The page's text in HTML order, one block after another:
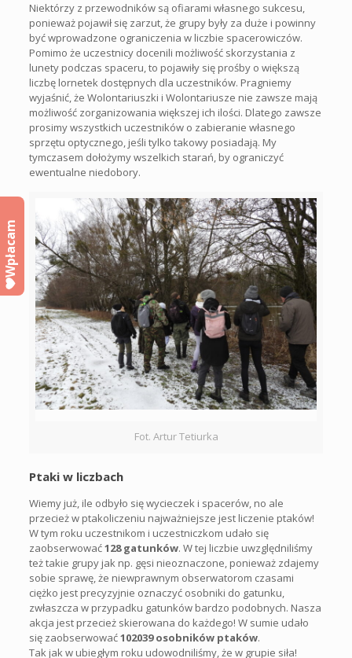
Niektórzy z przewodników są ofiarami własnego sukcesu,
ponieważ pojawił się zarzut, że grupy były za duże i powinny
być wprowadzone ograniczenia w liczbie spacerowiczów.
Pomimo że uczestnicy docenili możliwość skorzystania z
lunety podczas spaceru, to pojawiły się prośby o większą
liczbę lornetek dostępnych dla uczestników. Pragniemy
wyjaśnić, że Wolontariuszki i Wolontariusze nie zawsze mają
możliwość zorganizowania większej ich ilości. Dlatego zawsze
prosimy wszystkich uczestników o zabieranie własnego
sprzętu optycznego, jeśli tylko takowy posiadają. My
tymczasem dołożymy wszelkich starań, by ograniczyć
ewentualne niedobory.
Fot. Artur Tetiurka
Ptaki w liczbach
Wiemy już, ile odbyło się wycieczek i spacerów, no ale
przecież w ptakoliczeniu najważniejsze jest liczenie ptaków!
W tym roku uczestnikom i uczestniczkom udało się
zaobserwować128 gatunków. W tej liczbie uwzględniliśmy
też takie grupy jak np. gęsi nieoznaczone, ponieważ zdajemy
sobie sprawę, że niewprawnym obserwatorom czasami
ciężko jest precyzyjnie oznaczyć osobniki do gatunku,
zwłaszcza w przypadku gatunków bardzo podobnych. Nasza
akcja jest przecież skierowana do każdego! W sumie udało
się zaobserwować102039 osobników ptaków.
Tak jak w ubiegłym roku udowodniliśmy, że w grupie siła!
Wpłacam